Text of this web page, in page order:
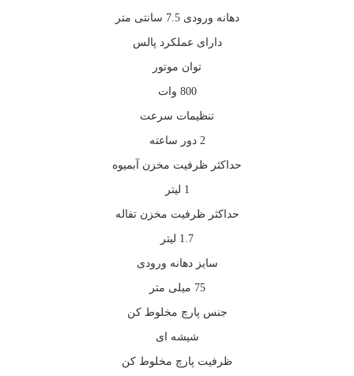
دهانه ورودی 7.5 سانتی متر
دارای عملکرد پالس
توان موتور
800 وات
تنظیمات سرعت
2 دور ساعته
حداکثر ظرفیت مخزن آبمیوه
1 لیتر
حداکثر ظرفیت مخزن تفاله
1.7 لیتر
سایز دهانه ورودی
75 میلی متر
جنس پارچ مخلوط کن
شیشه ای
ظرفیت پارچ مخلوط کن